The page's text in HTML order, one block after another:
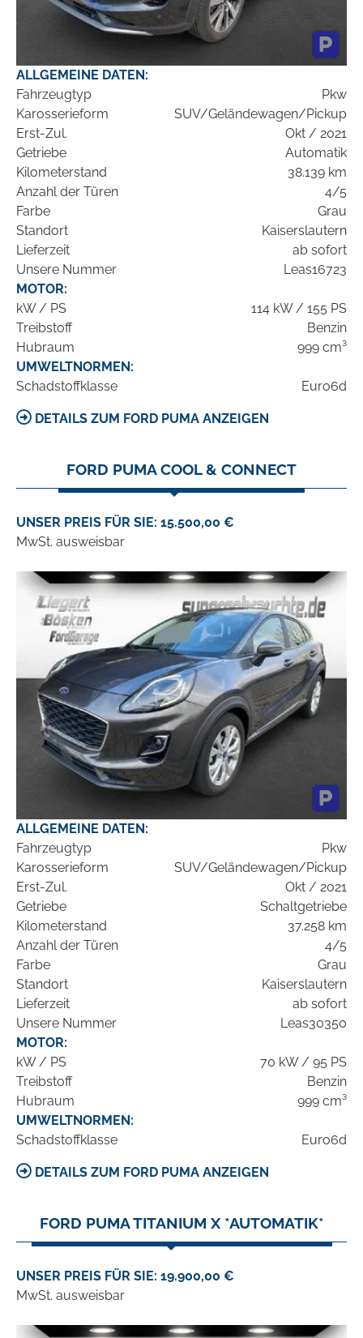
ALLGEMEINE DATEN:
Fahrzeugtyp
Pkw
Karosserieform
SUV/Geländewagen/Pickup
Erst-Zul.
Okt / 2021
Getriebe
Automatik
Kilometerstand
38.139 km
Anzahl der Türen
4/5
Farbe
Grau
Standort
Kaiserslautern
Lieferzeit
ab sofort
Unsere Nummer
Leas16723
MOTOR:
kW / PS
114 kW / 155 PS
Treibstoff
Benzin
Hubraum
999 cm³
UMWELTNORMEN:
Schadstoffklasse
Euro6d
DETAILS ZUM FORD PUMA ANZEIGEN
FORD PUMA COOL & CONNECT
UNSER PREIS FÜR SIE: 15.500,00 €
MwSt. ausweisbar
ALLGEMEINE DATEN:
Fahrzeugtyp
Pkw
Karosserieform
SUV/Geländewagen/Pickup
Erst-Zul.
Okt / 2021
Getriebe
Schaltgetriebe
Kilometerstand
37.258 km
Anzahl der Türen
4/5
Farbe
Grau
Standort
Kaiserslautern
Lieferzeit
ab sofort
Unsere Nummer
Leas30350
MOTOR:
kW / PS
70 kW / 95 PS
Treibstoff
Benzin
Hubraum
999 cm³
UMWELTNORMEN:
Schadstoffklasse
Euro6d
DETAILS ZUM FORD PUMA ANZEIGEN
FORD PUMA TITANIUM X *AUTOMATIK*
UNSER PREIS FÜR SIE: 19.900,00 €
MwSt. ausweisbar